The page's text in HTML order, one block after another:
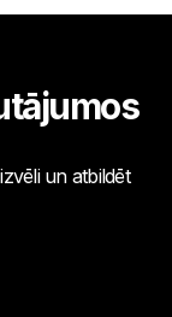
un atbildēt